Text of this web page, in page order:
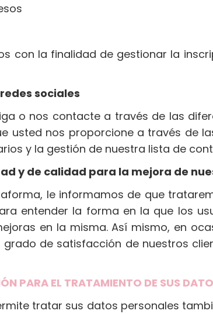
con la finalidad de gestionar la
sociales
o nos contacte a través de las
usted nos proporcione a través de
y la gestión de nuestra lista de
y de calidad para la mejora de
le informamos de que
entender la forma en la que los
en la misma. Así mismo, en
de satisfacción de nuestros
PARA EL TRATAMIENTO DE SUS
tratar sus datos personales